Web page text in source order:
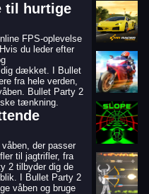
til hurtige
FPS-oplevelse
du leder efter
dig dækket. I Bullet
fra hele verden,
Bullet Party 2
tænkning.
der passer
til jagtrifler, fra
2 tilbyder dig de
I Bullet Party 2
våben og bruge